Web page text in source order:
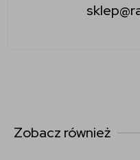
Zobacz również